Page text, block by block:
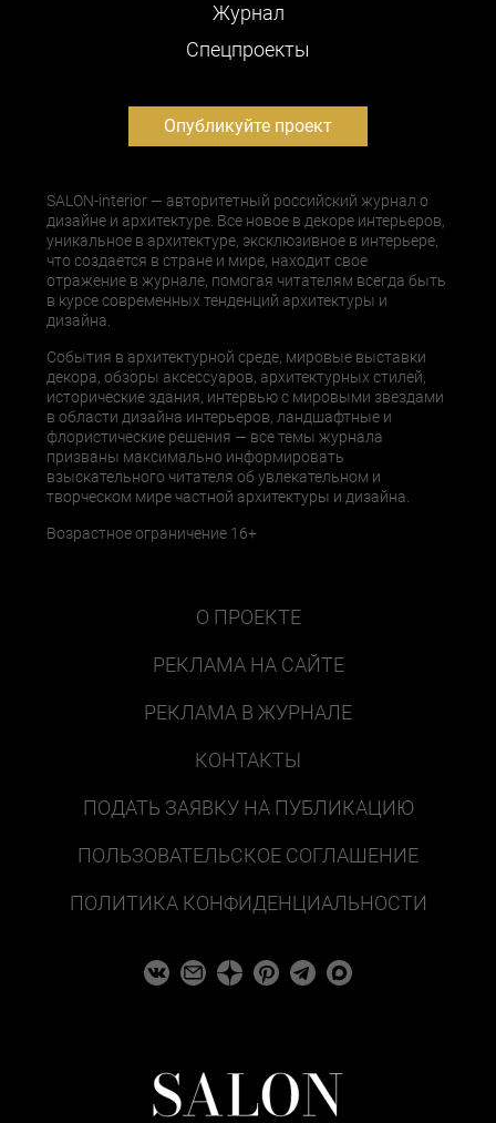
Журнал
Cпецпроекты
Опубликуйте проект
SALON-interior — авторитетный российский журнал о
дизайне и архитектуре. Все новое в декоре интерьеров,
уникальное в архитектуре, эксклюзивное в интерьере,
что создается в стране и мире, находит свое
отражение в журнале, помогая читателям всегда быть
в курсе современных тенденций архитектуры и
дизайна.
События в архитектурной среде, мировые выставки
декора, обзоры аксессуаров, архитектурных стилей,
исторические здания, интервью с мировыми звездами
в области дизайна интерьеров, ландшафтные и
флористические решения — все темы журнала
призваны максимально информировать
взыскательного читателя об увлекательном и
творческом мире частной архитектуры и дизайна.
Возрастное ограничение 16+
О ПРОЕКТЕ
РЕКЛАМА НА САЙТЕ
РЕКЛАМА В ЖУРНАЛЕ
КОНТАКТЫ
ПОДАТЬ ЗАЯВКУ НА ПУБЛИКАЦИЮ
ПОЛЬЗОВАТЕЛЬСКОЕ СОГЛАШЕНИЕ
ПОЛИТИКА КОНФИДЕНЦИАЛЬНОСТИ